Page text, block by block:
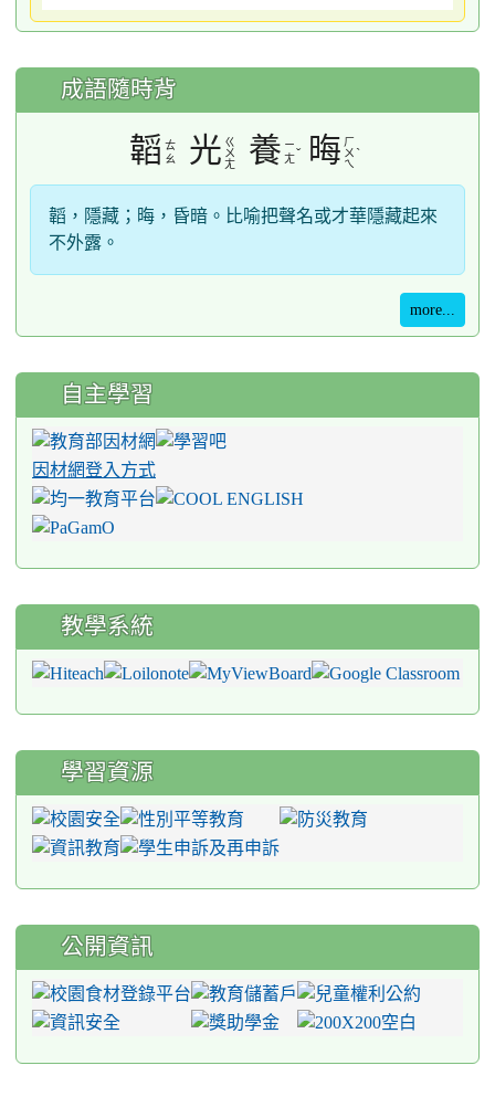
成語隨時背
韜 ㄊ
ㄠ
光 ㄍ
ㄨ
ㄤ
養 ㄧ
ㄤˇ 晦 ㄏ
ㄨ
ㄟ
ˋ
韜，隱藏；晦，昏暗。比喻把聲名或才華隱藏起來
不外露。
more...
自主學習
因材網登入方式
教學系統
學習資源
公開資訊